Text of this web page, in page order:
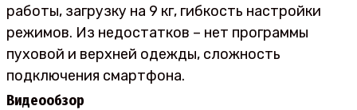
работы, загрузку на 9 кг, гибкость настройки
режимов. Из недостатков – нет программы
пуховой и верхней одежды, сложность
подключения смартфона.
Видеообзор